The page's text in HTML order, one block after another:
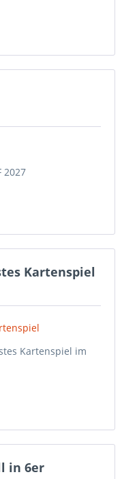
2027
Kartenspiel
Kartenspiel im
in 6er